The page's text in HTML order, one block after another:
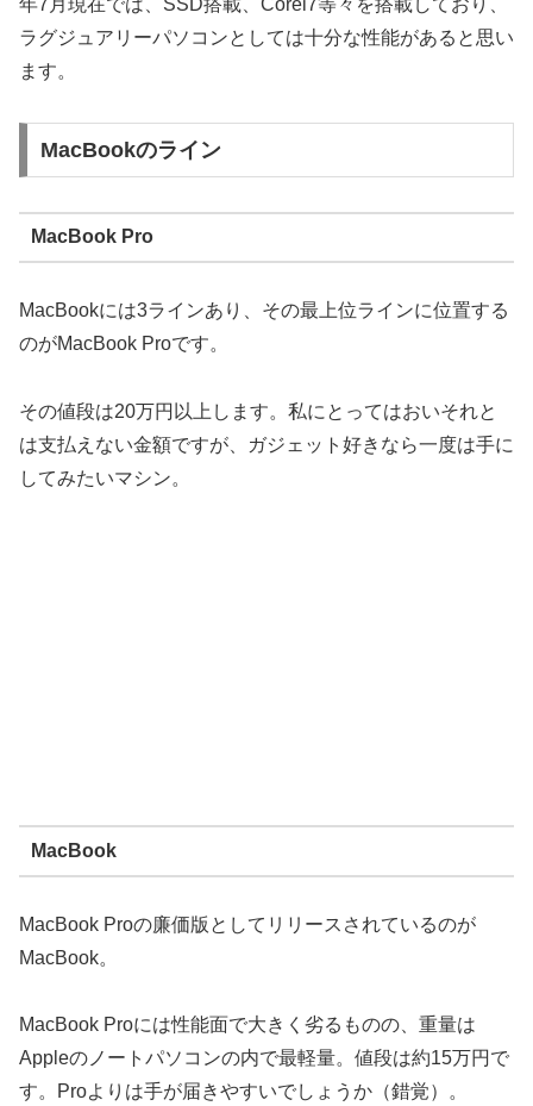
年7月現在では、SSD搭載、Corei7等々を搭載しており、
ラグジュアリーパソコンとしては十分な性能があると思い
ます。
MacBookのライン
MacBook Pro
MacBookには3ラインあり、その最上位ラインに位置する
のがMacBook Proです。
その値段は20万円以上します。私にとってはおいそれと
は支払えない金額ですが、ガジェット好きなら一度は手に
してみたいマシン。
MacBook
MacBook Proの廉価版としてリリースされているのが
MacBook。
MacBook Proには性能面で大きく劣るものの、重量は
Appleのノートパソコンの内で最軽量。値段は約15万円で
す。Proよりは手が届きやすいでしょうか（錯覚）。